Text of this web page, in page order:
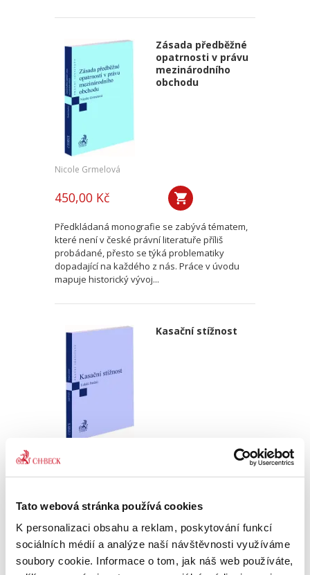
Tato webová stránka používá cookies
K personalizaci obsahu a reklam, poskytování funkcí
sociálních médií a analýze naší návštěvnosti využíváme
soubory cookie. Informace o tom, jak náš web používáte,
Zásada předběžné
opatrnosti v právu
mezinárodního
obchodu
Nicole Grmelová
450,00 Kč
Předkládaná monografie se zabývá tématem,
které není v české právní literatuře příliš
probádané, přesto se týká problematiky
dopadající na každého z nás. Práce v úvodu
mapuje historický vývoj...
Kasační stížnost
Lukáš Potěšil
Monografie je prvním uceleným zpracováním
kasační stížnosti – jednoho z klíčových institutů
správního soudnictví. Kasační stížnost je svou
povahou mimořádným opravným prostředkem
a rozhodování o ní...